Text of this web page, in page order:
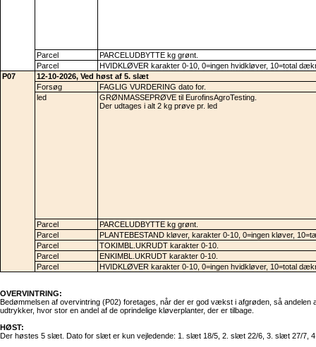
Parcel
PARCELUDBYTTE kg grønt.
Parcel
HVIDKLØVER karakter 0-10, 0=ingen hvidkløver, 10=total
P07
12-10-2026, Ved høst af 5. slæt
Forsøg
FAGLIG VURDERING dato for.
led
GRØNMASSEPRØVE til EurofinsAgroTesting.
Der udtages i alt 2 kg prøve pr. led
Parcel
PARCELUDBYTTE kg grønt.
Parcel
PLANTEBESTAND kløver, karakter 0-10, 0=ingen kløver,
Parcel
TOKIMBL.UKRUDT karakter 0-10.
Parcel
ENKIMBL.UKRUDT karakter 0-10.
Parcel
HVIDKLØVER karakter 0-10, 0=ingen hvidkløver, 10=total
OVERVINTRING:
Bedømmelsen af overvintring (P02) foretages, når der er god vækst i afgrøden, så
udtrykker, hvor stor en andel af de oprindelige kløverplanter, der er tilbage.
HØST:
Der høstes 5 slæt. Dato for slæt er kun vejledende: 1. slæt 18/5, 2. slæt 22/6, 3. slæt 27/7,